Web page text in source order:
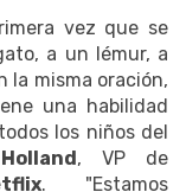
vez que se
a un lémur, a
la misma oración,
una habilidad
los niños del
, VP de
. "Estamos